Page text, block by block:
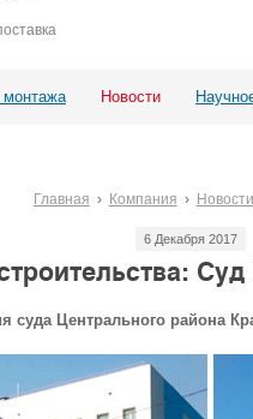
монтажа Новости
Главная Компания Новости
6 Декабря 2017
Центрального района